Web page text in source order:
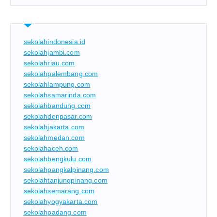
sekolahindonesia.id
sekolahjambi.com
sekolahriau.com
sekolahpalembang.com
sekolahlampung.com
sekolahsamarinda.com
sekolahbandung.com
sekolahdenpasar.com
sekolahjakarta.com
sekolahmedan.com
sekolahaceh.com
sekolahbengkulu.com
sekolahpangkalpinang.com
sekolahtanjungpinang.com
sekolahsemarang.com
sekolahyogyakarta.com
sekolahpadang.com